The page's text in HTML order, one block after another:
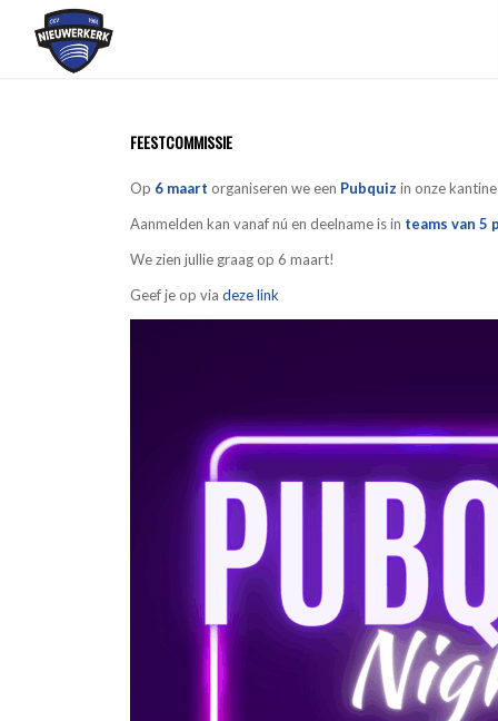
FEESTCOMMISSIE
Op 6 maart organiseren we een Pubquizin onze
Aanmelden kan vanaf nú en deelname is in teams van 5
We zien jullie graag op 6 maart!
Geef je op viadeze link